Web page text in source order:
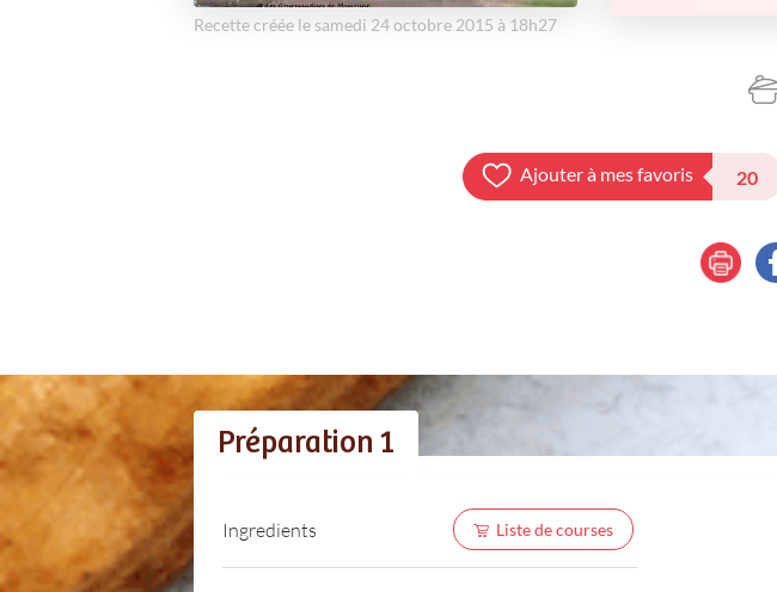
Recette créée le samedi 24 octobre 2015 à 18h27
Ajouter à mes favoris 20
Préparation 1
Ingredients Liste de courses